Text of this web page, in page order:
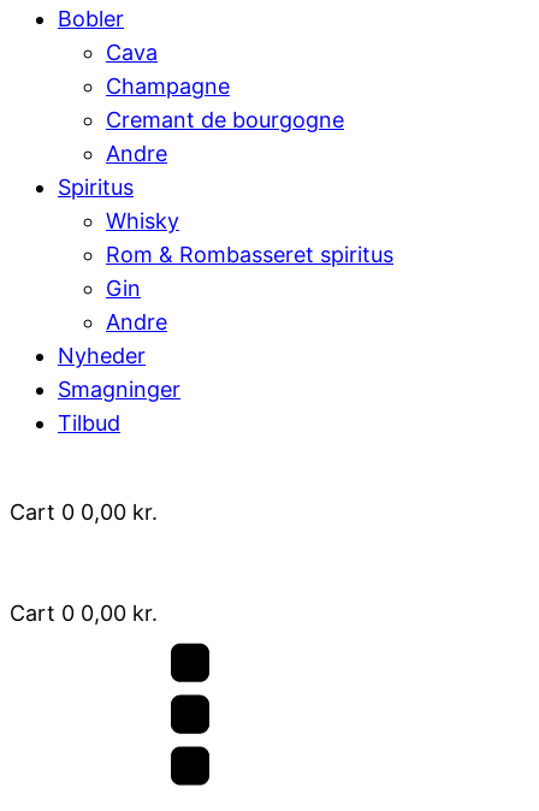
Bobler
Cava
Champagne
Cremant de bourgogne
Andre
Spiritus
Whisky
Rom & Rombasseret spiritus
Gin
Andre
Nyheder
Smagninger
Tilbud
Cart 0 0,00 kr.
Cart 0 0,00 kr.